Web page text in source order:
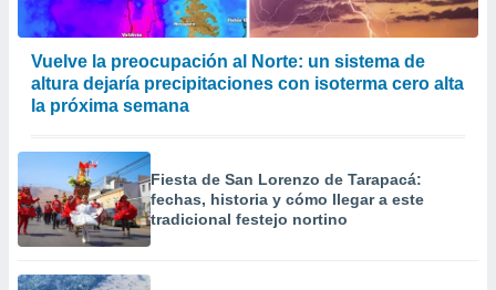
Vuelve la preocupación al Norte: un sistema de
altura dejaría precipitaciones con isoterma cero alta
la próxima semana
Fiesta de San Lorenzo de Tarapacá:
fechas, historia y cómo llegar a este
tradicional festejo nortino